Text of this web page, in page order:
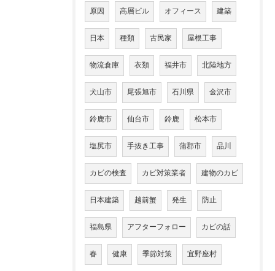
原因 高層ビル オフィース 建築
日本 種類 古民家 屋根工事
物流倉庫 衣類 福井市 北陸地方
犬山市 尾張旭市 石川県 金沢市
鈴鹿市 仙台市 鈴鹿 松本市
塩尻市 手抜き工事 蒲郡市 品川
カビの検査 カビ対策業者 建物のカビ
日本建築 越前蟹 発生 防止
福島県 アフターフォロー カビの話
春 健康 季節対策 宜野座村